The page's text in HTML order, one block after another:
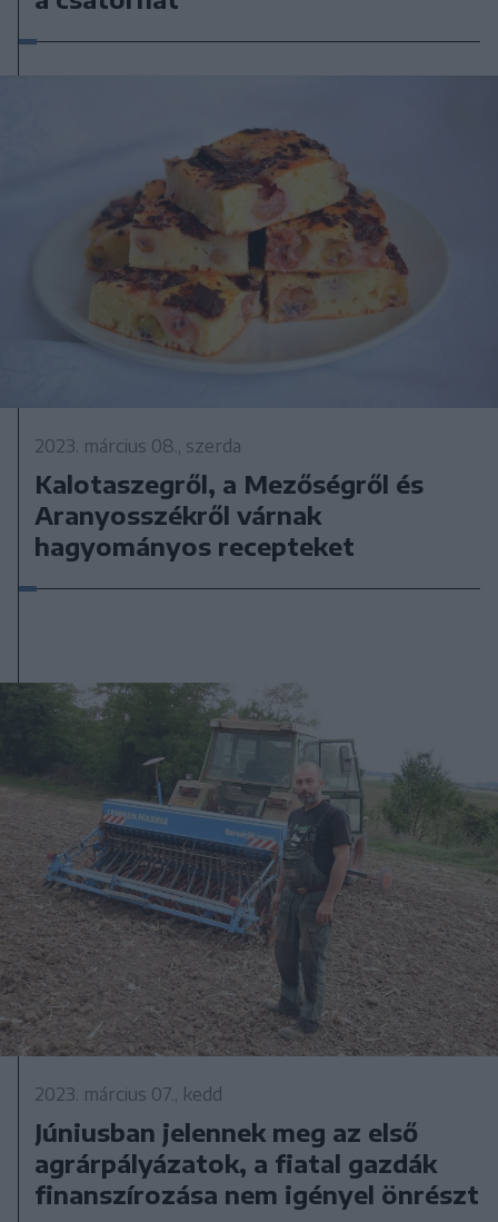
2023. március 08., szerda
Kalotaszegről, a Mezőségről és
Aranyosszékről várnak
hagyományos recepteket
2023. március 07., kedd
Júniusban jelennek meg az első
agrárpályázatok, a fiatal gazdák
finanszírozása nem igényel önrészt